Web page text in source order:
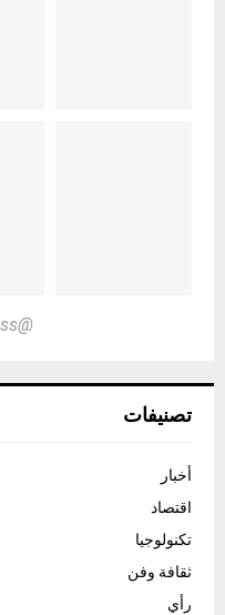
@thefirstmess
تصنيفات
أخبار
اقتصاد
تكنولوجيا
ثقافة وفن
رأي